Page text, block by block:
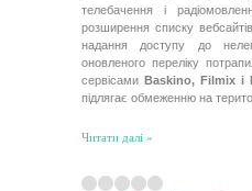
телебачення і
розширення списку
надання доступу до
оновленого переліку
сервісами Baskino, Filmix і
підлягає обмеженню на
Читати далі »